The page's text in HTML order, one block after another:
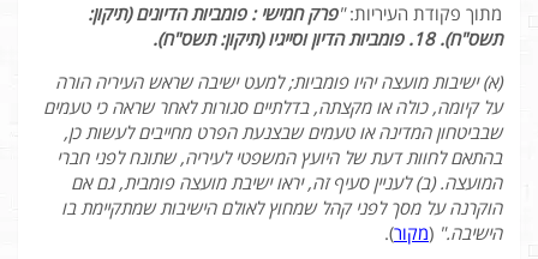
מתוך פקודת העיריות:"פרק חמישי : פומביות הדיונים (תיקון:
תשס"ח). 18. פומביות הדיון וסייגיו (תיקון: תשס"ח).
(א) ישיבות מועצה יהיו פומביות; למעט ישיבה שראש העיריה הורה
על קיומה, כולה או מקצתה, בדלתיים סגורות לאחר שראה כי טעמים
שבביטחון המדינה או טעמים שבצנעת הפרט מחייבים לעשות כן,
בהתאם לחוות דעת של היועץ המשפטי לעיריה, שתונח לפני חברי
המועצה. (ב) לעניין סעיף זה, יראו ישיבת מועצה פומבית, גם אם
הוקרנה על מסך לפני קהל שמחוץ לאולם הישיבות שמתקיימת בו
הישיבה." (מקור).